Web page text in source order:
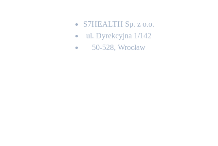
S7HEALTH Sp. z o.o.
ul. Dyrekcyjna 1/142
50-528, Wrocław